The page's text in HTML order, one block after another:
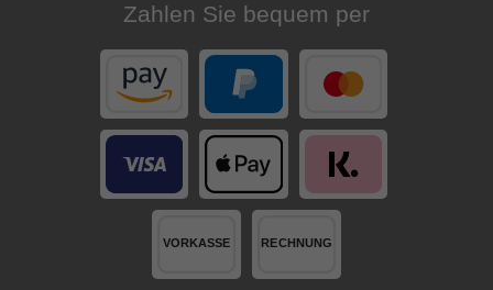
Zahlen Sie bequem per